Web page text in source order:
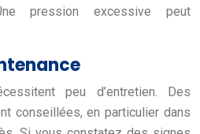
pression excessive peut
peu d’entretien. Des
conseillées, en particulier dans